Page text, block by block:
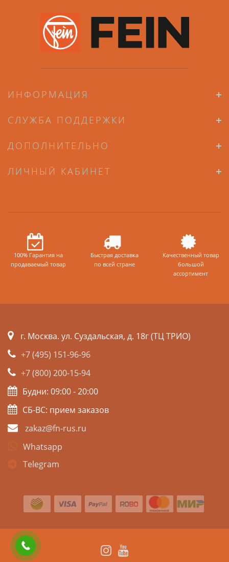
ИНФОРМАЦИЯ
СЛУЖБА ПОДДЕРЖКИ
ДОПОЛНИТЕЛЬНО
ЛИЧНЫЙ КАБИНЕТ
100% Гарантия на
продаваемый товар
Быстрая доставка
по всей стране
Качественный товар
большой
ассортимент
г. Москва. ул. Суздальская, д. 18г (ТЦ ТРИО)
+7 (495) 151-96-96
+7 (800) 200-15-94
Будни: 09:00 - 20:00
СБ-ВС: прием заказов
zakaz@fn-rus.ru
Whatsapp
Telegram